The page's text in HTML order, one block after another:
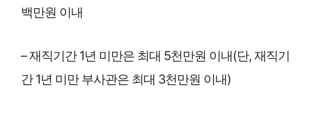
백만원 이내
– 재직기간 1년 미만은 최대 5천만원 이내(단, 재직기
간 1년 미만 부사관은 최대 3천만원 이내)